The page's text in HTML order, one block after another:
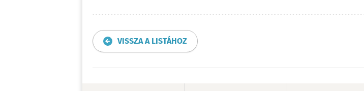
VISSZA A LISTÁHOZ